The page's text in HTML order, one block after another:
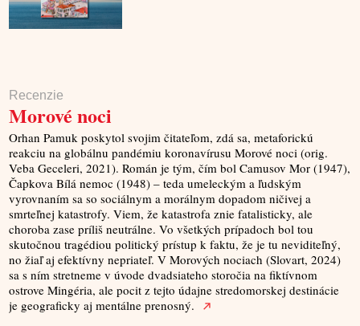
Recenzie
Morové noci
Orhan Pamuk poskytol svojim čitateľom, zdá sa, metaforickú
reakciu na globálnu pandémiu koronavírusu Morové noci (orig.
Veba Geceleri, 2021). Román je tým, čím bol Camusov Mor (1947),
Čapkova Bílá nemoc (1948) – teda umeleckým a ľudským
vyrovnaním sa so sociálnym a morálnym dopadom ničivej a
smrteľnej katastrofy. Viem, že katastrofa znie fatalisticky, ale
choroba zase príliš neutrálne. Vo všetkých prípadoch bol tou
skutočnou tragédiou politický prístup k faktu, že je tu neviditeľný,
no žiaľ aj efektívny nepriateľ. V Morových nociach (Slovart, 2024)
sa s ním stretneme v úvode dvadsiateho storočia na fiktívnom
ostrove Mingéria, ale pocit z tejto údajne stredomorskej destinácie
je geograficky aj mentálne prenosný.